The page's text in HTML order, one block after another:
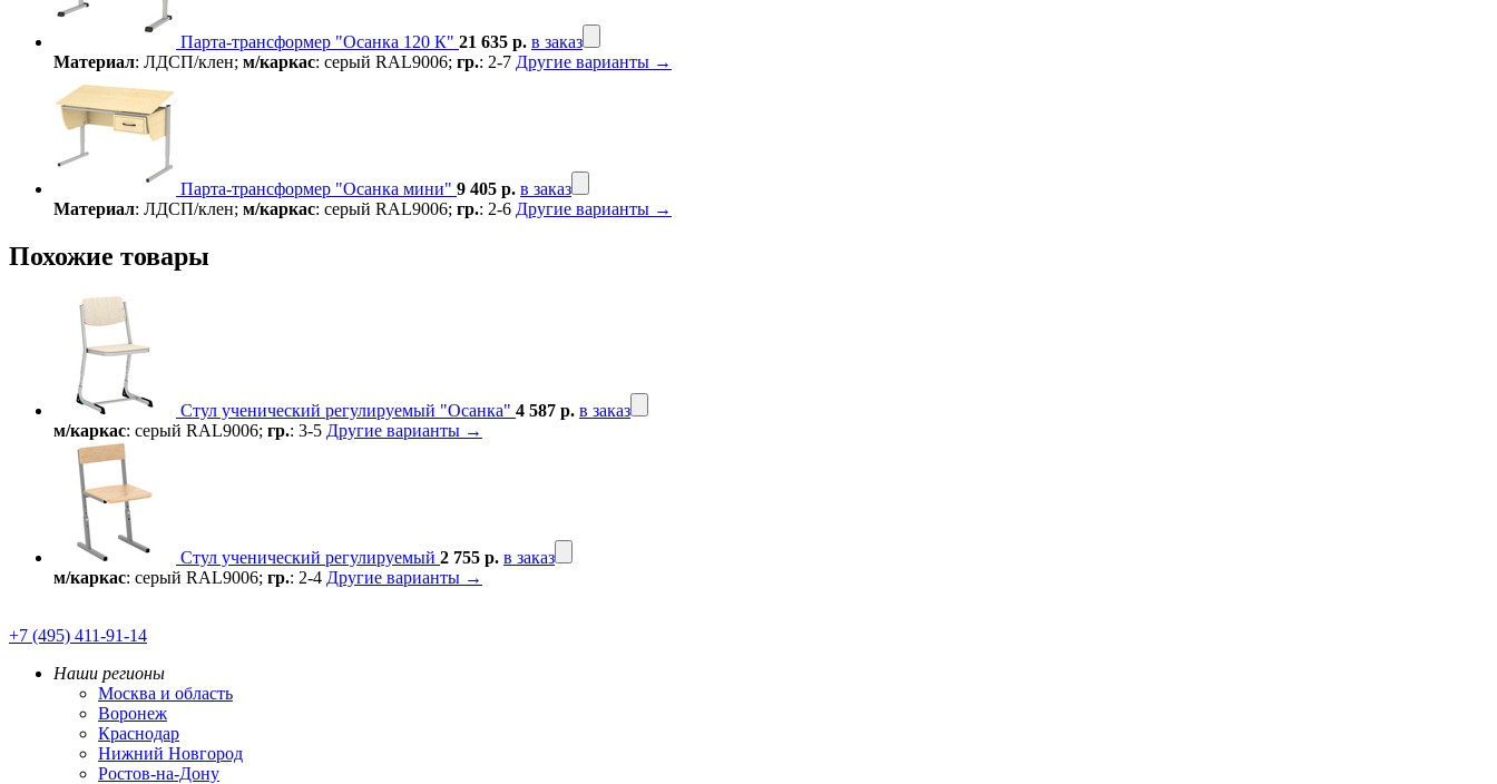
Парта-трансформер "Осанка 120 К" 21 635 р. в заказ
Материал: ЛДСП/клен; м/каркас: серый RAL9006; гр.: 2-7 Другие варианты →
Парта-трансформер "Осанка мини" 9 405 р. в заказ
Материал: ЛДСП/клен; м/каркас: серый RAL9006; гр.: 2-6 Другие варианты →
Похожие товары
Стул ученический регулируемый "Осанка" 4 587 р. в заказ
м/каркас: серый RAL9006; гр.: 3-5 Другие варианты →
Стул ученический регулируемый 2 755 р. в заказ
м/каркас: серый RAL9006; гр.: 2-4 Другие варианты →
+7 (495) 411-91-14
Наши регионы
Москва и область
Воронеж
Краснодар
Нижний Новгород
Ростов-на-Дону